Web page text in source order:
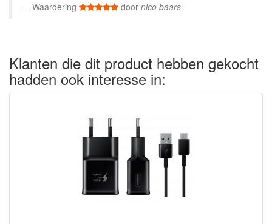
Waardering
door nico baars
Klanten die dit product hebben gekocht
hadden ook interesse in: